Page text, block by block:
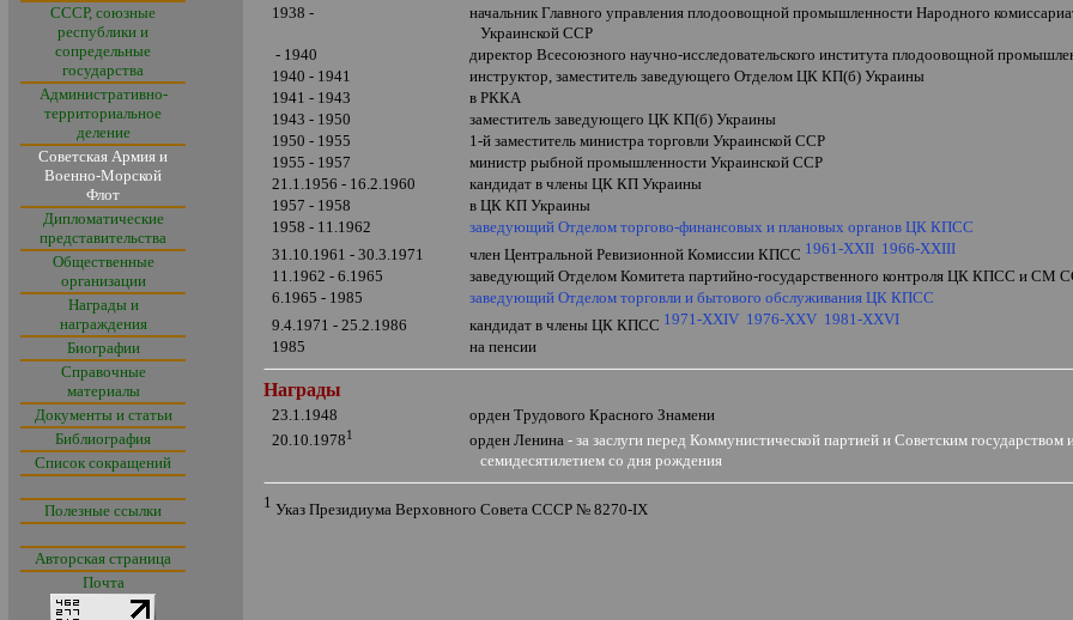
СССР, союзные
республики и
сопредельные
государства
Административно-
территориальное
деление
Советская Армия и
Военно-Морской
Флот
Дипломатические
представительства
Общественные
организации
Награды и
награждения
Биографии
Справочные
материалы
Документы и статьи
Библиография
Список сокращений
Полезные ссылки
Авторская страница
Почта
1938 -
начальник Главного управления плодоовощной промышленности Народного
Украинской ССР
- 1940
директор Всесоюзного научно-исследовательского института плодоовощной
1940 - 1941
инструктор, заместитель заведующего Отделом ЦК КП(б) Украины
1941 - 1943
в РККА
1943 - 1950
заместитель заведующего ЦК КП(б) Украины
1950 - 1955
1-й заместитель министра торговли Украинской ССР
1955 - 1957
министр рыбной промышленности Украинской ССР
21.1.1956 - 16.2.1960
кандидат в члены ЦК КП Украины
1957 - 1958
в ЦК КП Украины
1958 - 11.1962
заведующий Отделом торгово-финансовых и плановых органов ЦК КПСС
31.10.1961 - 30.3.1971
член Центральной Ревизионной КомиссииКПСС 1961-XXII 1966-XXIII
11.1962 - 6.1965
заведующий Отделом Комитета партийно-государственного контроля ЦК КПСС и СМ
6.1965 - 1985
заведующий Отделом торговли и бытового обслуживания ЦК КПСС
9.4.1971 - 25.2.1986
кандидат в члены ЦК КПСС 1971-XXIV 1976-XXV 1981-XXVI
1985
на пенсии
Награды
23.1.1948
орден Трудового Красного Знамени
20.10.19781 орден Ленина- за заслуги перед Коммунистической партией и Советским государством
семидесятилетием со дня рождения
1 Указ Президиума Верховного Совета СССР № 8270-IX